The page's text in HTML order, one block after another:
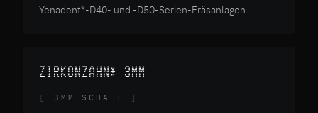
Yenadent*-D40- und -D50-Serien-Fräsanlagen.
ZIRKONZAHN* 3MM
3MM SCHAFT